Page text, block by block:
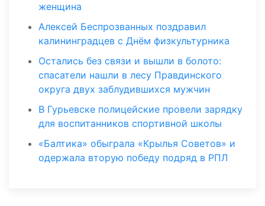
женщина
Алексей Беспрозванных поздравил
калининградцев с Днём физкультурника
Остались без связи и вышли в болото:
спасатели нашли в лесу Правдинского
округа двух заблудившихся мужчин
В Гурьевске полицейские провели зарядку
для воспитанников спортивной школы
«Балтика» обыграла «Крылья Советов» и
одержала вторую победу подряд в РПЛ